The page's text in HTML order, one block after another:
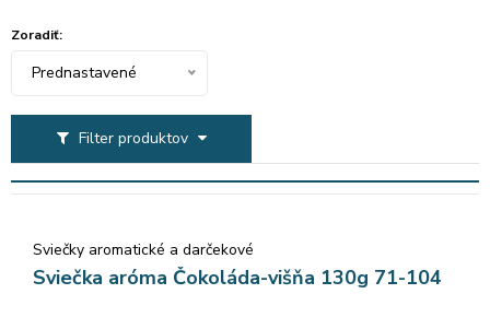
Filter produktov
Zoradiť:
Prednastavené
Sviečky aromatické a darčekové
Sviečka aróma Čokoláda-višňa 130g 71-104